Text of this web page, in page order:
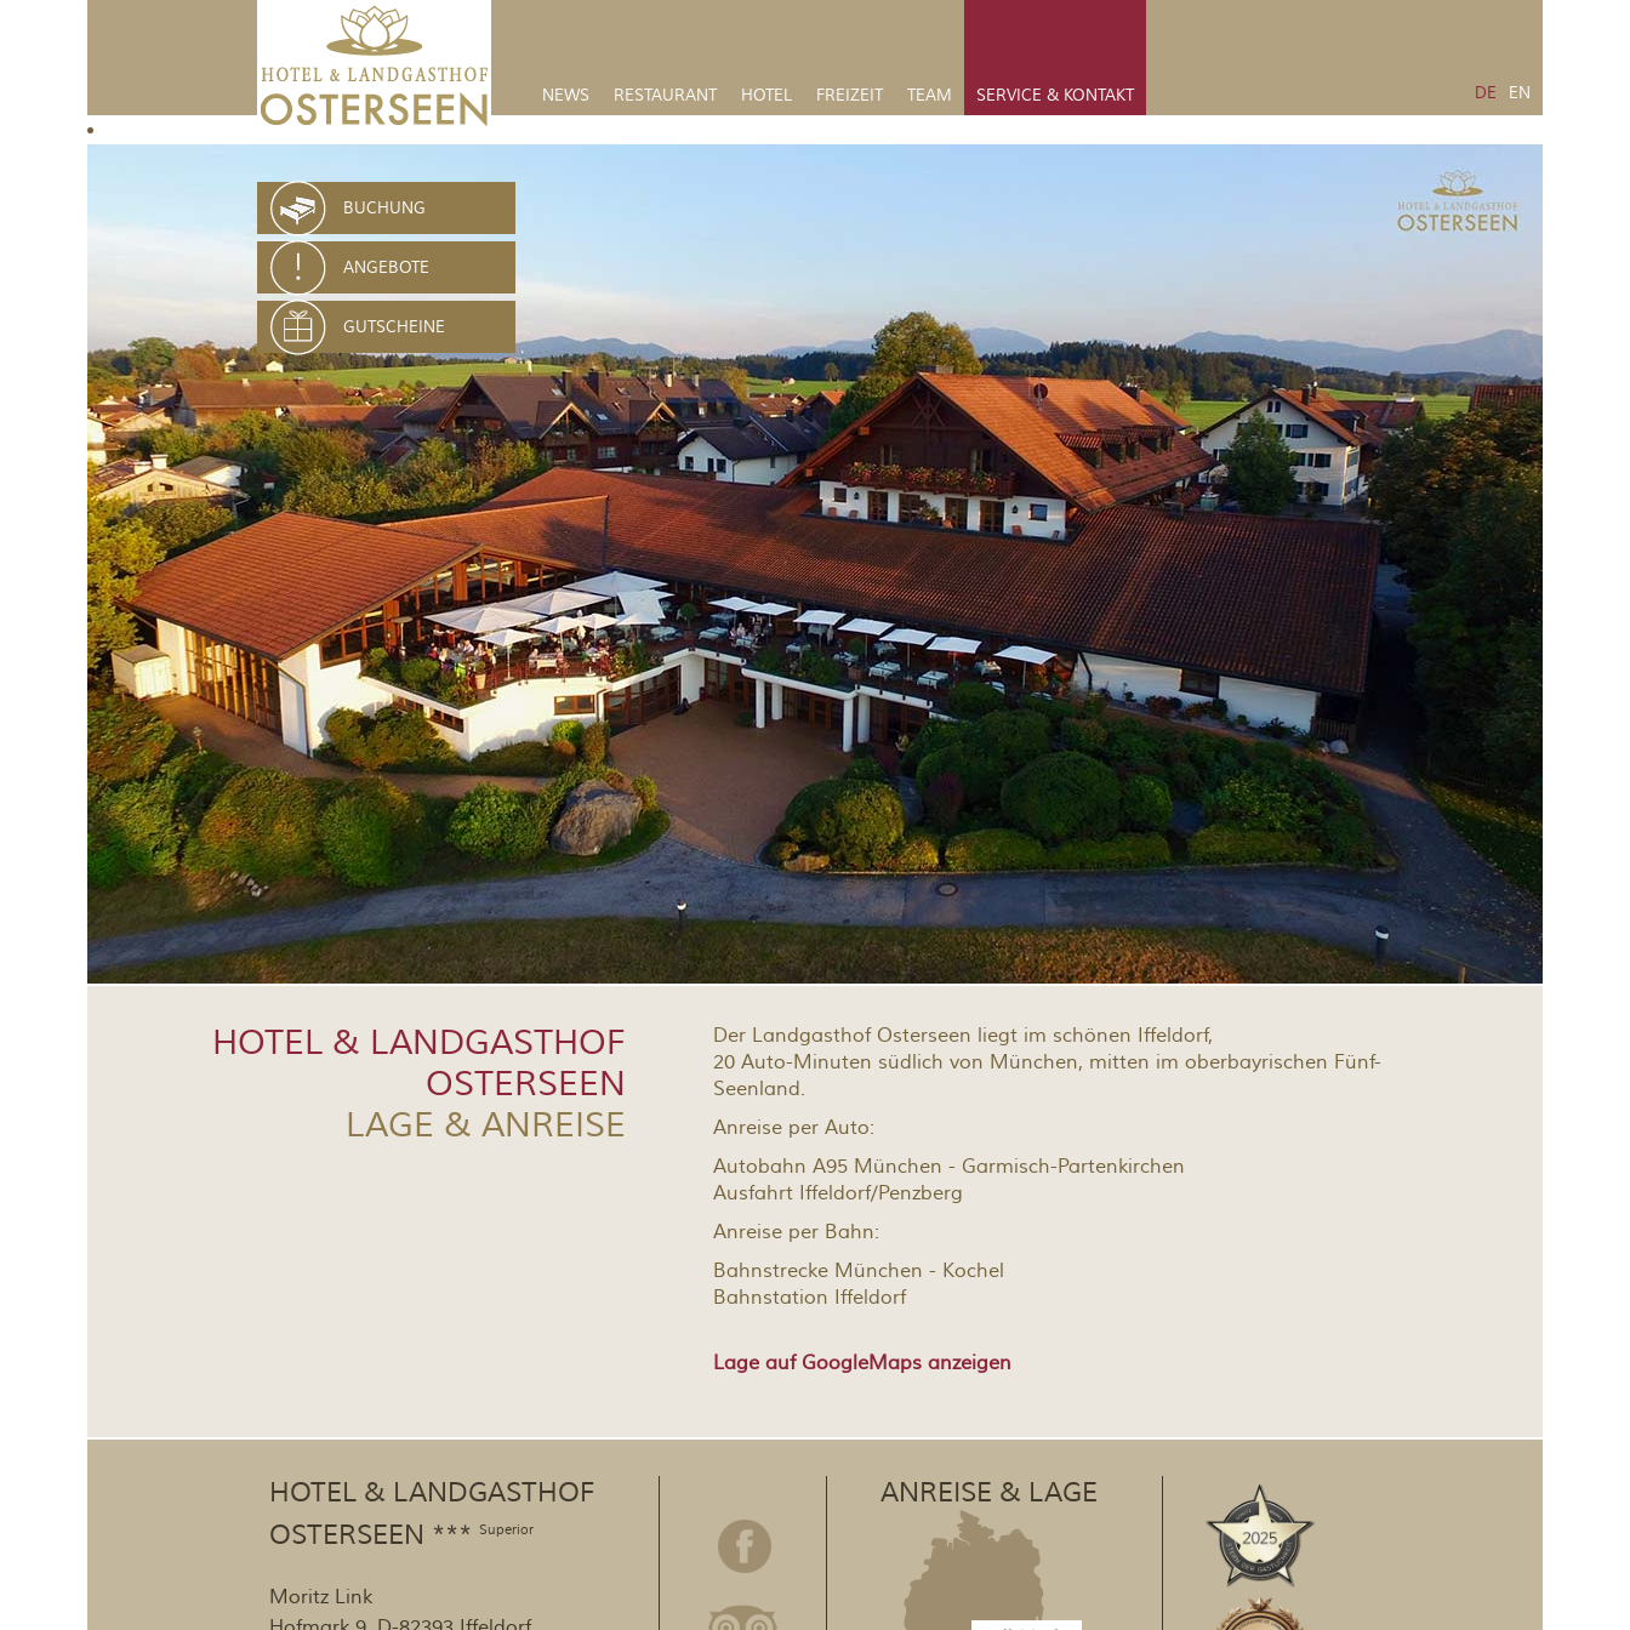
BUCHUNG
ANGEBOTE
GUTSCHEINE
DE EN
NEWS RESTAURANT HOTEL FREIZEIT TEAM SERVICE & KONTAKT
HOTEL & LANDGASTHOF
OSTERSEEN
LAGE & ANREISE
Der Landgasthof Osterseen liegt im schönen Iffeldorf,
20 Auto-Minuten südlich von München, mitten im oberbayrischen Fünf-
Seenland.
Anreise per Auto:
Autobahn A95 München - Garmisch-Partenkirchen
Ausfahrt Iffeldorf/Penzberg
Anreise per Bahn:
Bahnstrecke München - Kochel
Bahnstation Iffeldorf
Lage auf GoogleMaps anzeigen
HOTEL & LANDGASTHOF
OSTERSEEN *** Superior
Moritz Link
ANREISE & LAGE